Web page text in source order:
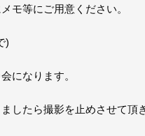
モ等にご用意ください。
)
になります。
したら撮影を止めさせて頂